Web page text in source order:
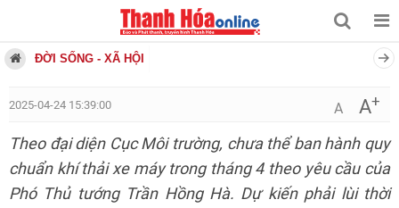
ĐỜI SỐNG - XÃ HỘI
2025-04-24 15:39:00 A A+
Theo đại diện Cục Môi trường, chưa thể ban hành quy
chuẩn khí thải xe máy trong tháng 4 theo yêu cầu của
Phó Thủ tướng Trần Hồng Hà. Dự kiến phải lùi thời